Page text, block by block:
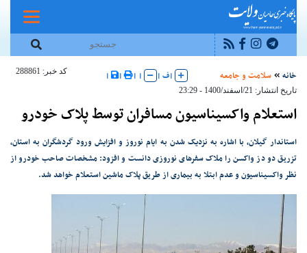
خانه سلامت و جامعه |ف |
|
|
|
|
کد خبر: 288861
تاریخ انتشار: 21/اسفند/1400 - 23:29
استعلام واکسیناسیون مسافران توسط پلاک خودرو
استاندار گیلان، با اشاره به نزدیک شدن به ایام نوروز و افزایش ورود گردشگران به استان،
تزریق دو دز واکسن را ملاک سفر‌های نوروزی دانست و افزود: مشخصات صاحب خودرو از
نظر واکسیناسیون و عدم ابتلا به بیماری از طریق پلاک ماشین استعلام خواهد شد.